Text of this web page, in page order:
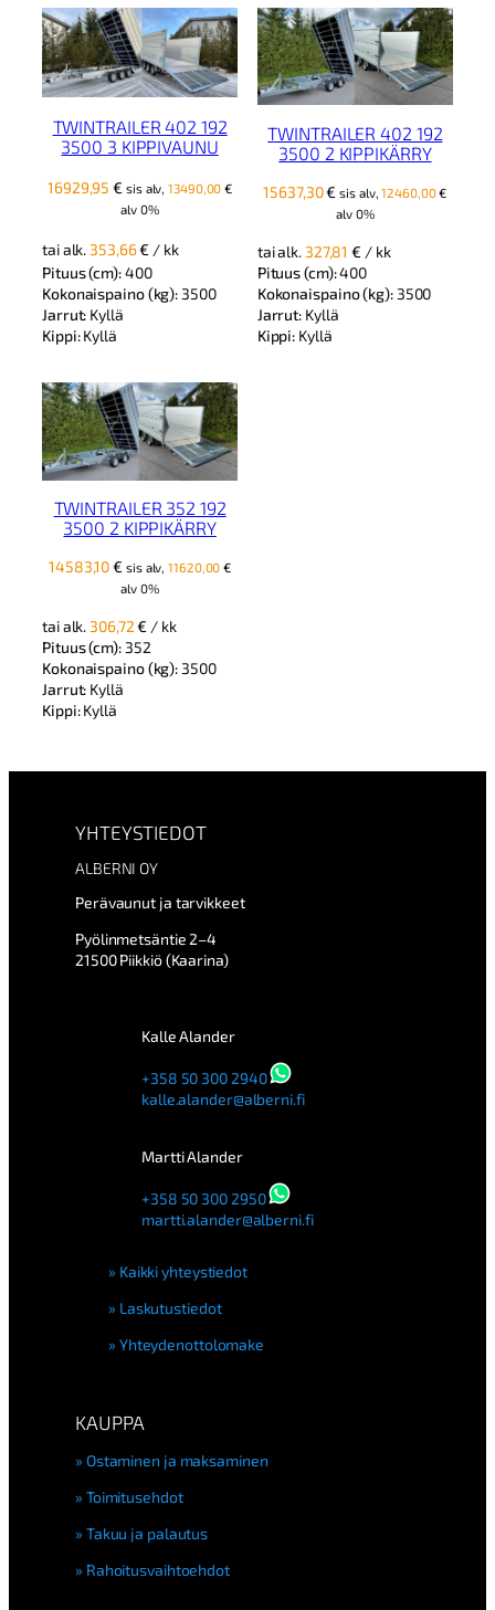
TWINTRAILER 402 192
3500 3 KIPPIVAUNU
16929,95€ sis alv,13490,00€
alv 0%
tai alk. 353,66€ / kk
Pituus (cm):400
Kokonaispaino (kg): 3500
Jarrut: Kyllä
Kippi:Kyllä
TWINTRAILER 402 192
3500 2 KIPPIKÄRRY
15637,30€ sis alv,12460,00€
alv 0%
tai alk. 327,81€ / kk
Pituus (cm):400
Kokonaispaino (kg): 3500
Jarrut: Kyllä
Kippi: Kyllä
TWINTRAILER 352 192
3500 2 KIPPIKÄRRY
14583,10€ sis alv,11620,00€
alv 0%
tai alk. 306,72€ / kk
Pituus (cm): 352
Kokonaispaino (kg): 3500
Jarrut: Kyllä
Kippi:Kyllä
YHTEYSTIEDOT
ALBERNI OY
Perävaunut ja tarvikkeet
Pyölinmetsäntie 2–4
21500 Piikkiö (Kaarina)
Kalle Alander
+358 50 300 2940
kalle.alander@alberni.fi
Martti Alander
+358 50 300 2950
martti.alander@alberni.fi
Kaikki yhteystiedot
Laskutustiedot
Yhteydenottolomake
KAUPPA
Ostaminen ja maksaminen
Toimitusehdot
Takuu ja palautus
Rahoitusvaihtoehdot